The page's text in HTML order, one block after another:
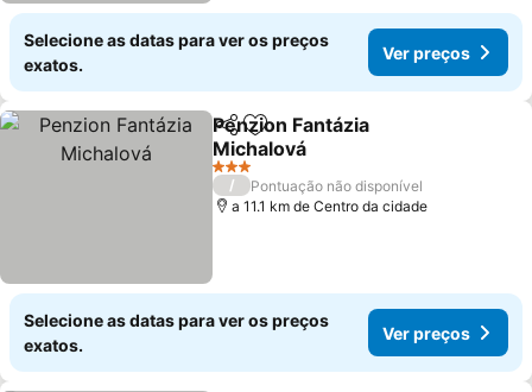
Selecione as datas para ver os preços
exatos.
Ver preços
PartilharAdicionar aos favoritos
Penzion Fantázia
Michalová
Ver preços
3 Estrelas
/
Pontuação não disponível
a 11.1 km de Centro da cidade
Selecione as datas para ver os preços
exatos.
Ver preços